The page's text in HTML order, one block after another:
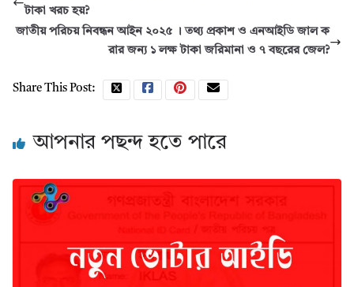
টাকা খরচ হয়?
জাতীয় পরিচয় নিবন্ধন আইন ২০২৫ । তথ্য প্রকাশ ও এনআইডি জাল ক
রার জন্য ১ লক্ষ টাকা জরিমানা ও ৭ বছরের জেল?
Share This Post:
আপনার পছন্দ হতে পারে